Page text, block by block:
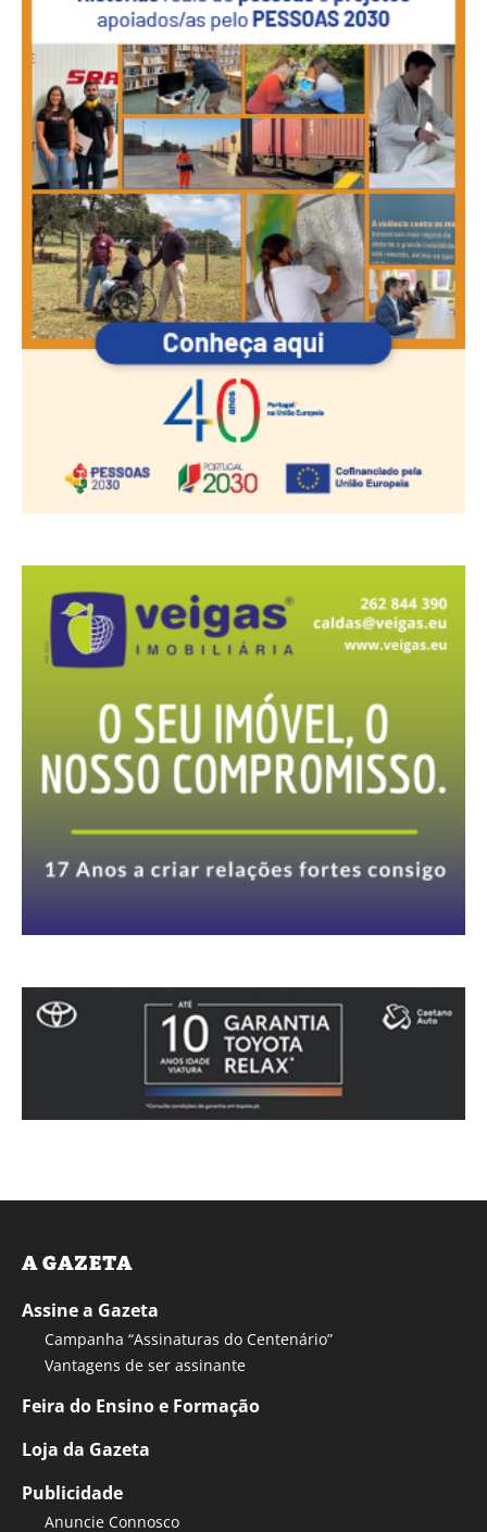
A GAZETA
Assine a Gazeta
Campanha “Assinaturas do Centenário”
Vantagens de ser assinante
Feira do Ensino e Formação
Loja da Gazeta
Publicidade
Anuncie Connosco